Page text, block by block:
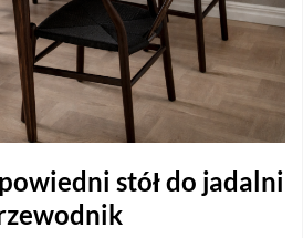
stół do jadalni